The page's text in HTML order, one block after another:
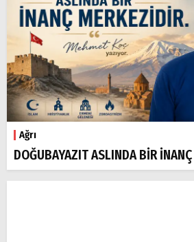
Ağrı
DOĞUBAYAZIT ASLINDA BİR